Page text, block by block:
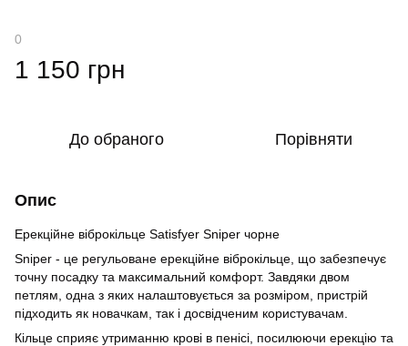
0
1 150 грн
До обраного Порівняти
Опис
Ерекційне віброкільце Satisfyer Sniper чорне
Sniper - це регульоване ерекційне віброкільце, що забезпечує
точну посадку та максимальний комфорт. Завдяки двом
петлям, одна з яких налаштовується за розміром, пристрій
підходить як новачкам, так і досвідченим користувачам.
Кільце сприяє утриманню крові в пенісі, посилюючи ерекцію та